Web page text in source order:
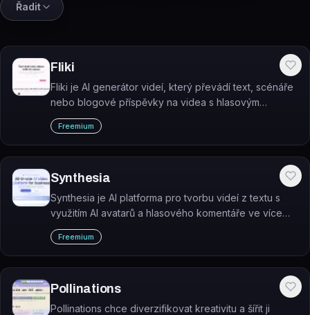
Řadit
Fliki
Fliki je AI generátor videí, který převádí text, scénáře
nebo blogové příspěvky na videa s hlasovým
komentářem.
Freemium
Synthesia
Synthesia je AI platforma pro tvorbu videí z textu s
využitím AI avatarů a hlasového komentáře ve více
než 160 jazycích.
Freemium
Pollinations
Pollinations chce diverzifikovat kreativitu a šířit ji